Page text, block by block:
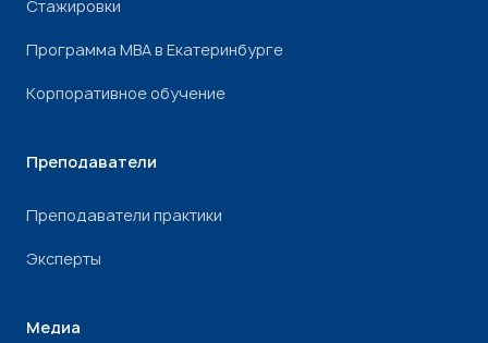
Стажировки
Программа МВА в Екатеринбурге
Корпоративное обучение
Преподаватели
Преподаватели практики
Эксперты
Медиа